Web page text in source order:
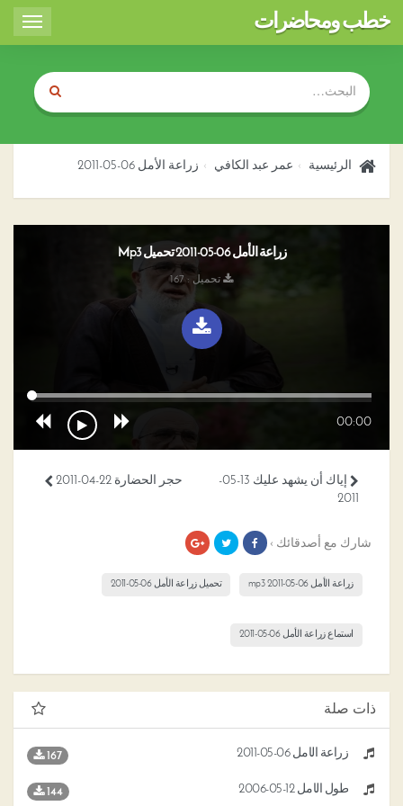
Toggle
خطب ومحاضرات
الرئيسية عمر عبد الكافي زراعة الأمل 06-05-2011
زراعة الأمل 06-05-2011 تحميل Mp3
تحميل : 167
00:00
حجر الحضارة 22-04-2011
إياك أن يشهد عليك 13-05-
2011
شارك مع أصدقائك ›
زراعة الأمل 06-05-2011 mp3 تحميل زراعة الأمل 06-05-2011
استماع زراعة الأمل 06-05-2011
ذات صلة
زراعة الأمل 06-05-2011 167
طول الأمل 12-05-2006 144